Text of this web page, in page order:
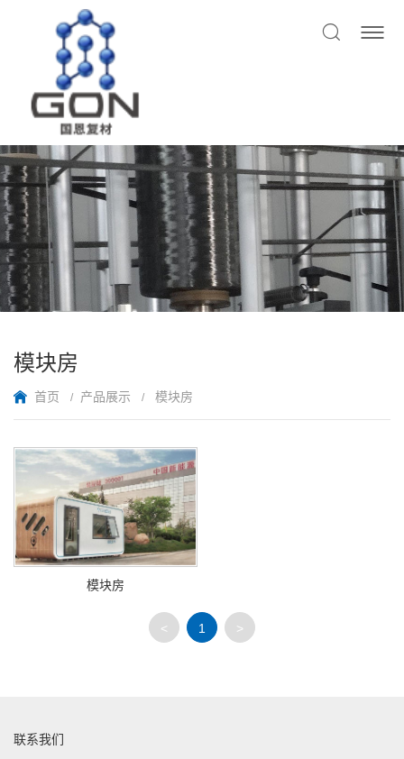
模块房
首页 产品展示 模块房
模块房
< 1 >
联系我们